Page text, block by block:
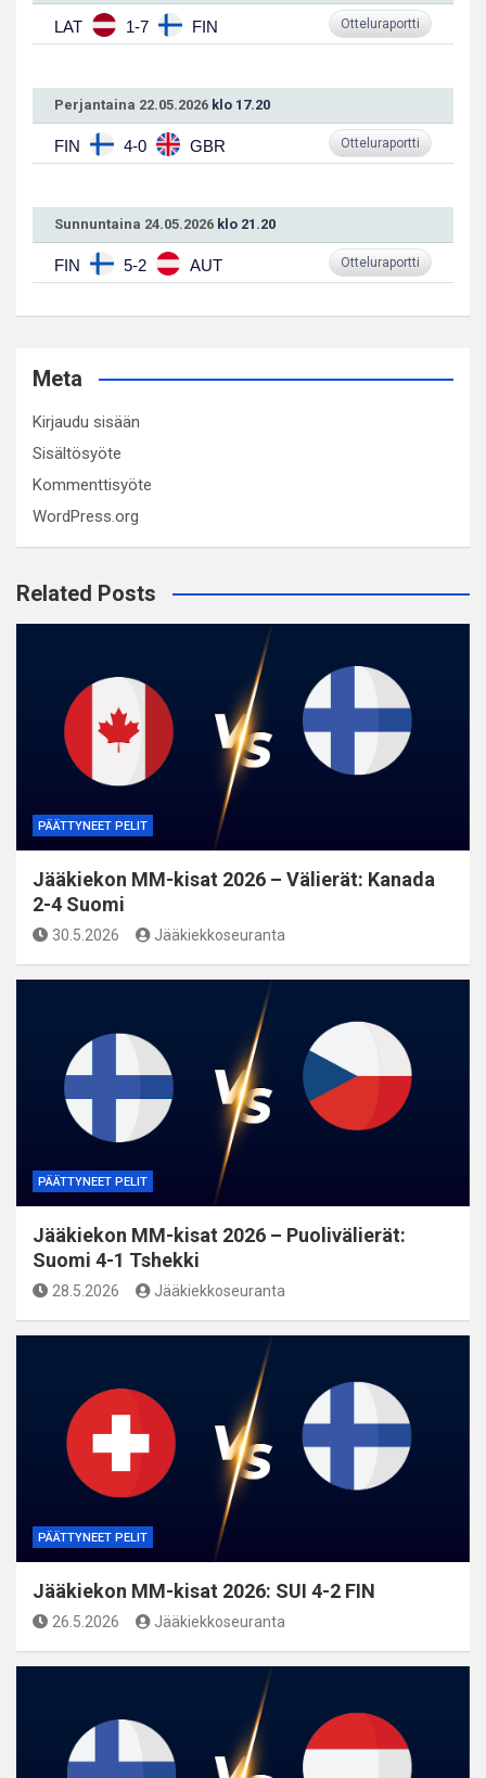
LAT 1-7 FIN Otteluraportti
Perjantaina 22.05.2026 klo 17.20
FIN 4-0 GBR Otteluraportti
Sunnuntaina 24.05.2026 klo 21.20
FIN 5-2 AUT Otteluraportti
Meta
Kirjaudu sisään
Sisältösyöte
Kommenttisyöte
WordPress.org
Related Posts
PÄÄTTYNEET PELIT
Jääkiekon MM-kisat 2026 – Välierät: Kanada
2-4 Suomi
30.5.2026 Jääkiekkoseuranta
PÄÄTTYNEET PELIT
Jääkiekon MM-kisat 2026 – Puolivälierät:
Suomi 4-1 Tshekki
28.5.2026 Jääkiekkoseuranta
PÄÄTTYNEET PELIT
Jääkiekon MM-kisat 2026: SUI 4-2 FIN
26.5.2026 Jääkiekkoseuranta